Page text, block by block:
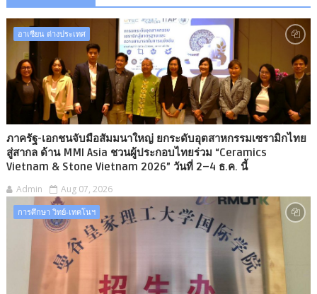
อาเซียน ต่างประเทศ
ภาครัฐ-เอกชนจับมือสัมมนาใหญ่ ยกระดับอุตสาหกรรมเซรามิกไทย
สู่สากล ด้าน MMI Asia ชวนผู้ประกอบไทยร่วม “Ceramics
Vietnam & Stone Vietnam 2026” วันที่ 2–4 ธ.ค. นี้
Admin Aug 07, 2026
การศึกษา วิทย์-เทคโนฯ